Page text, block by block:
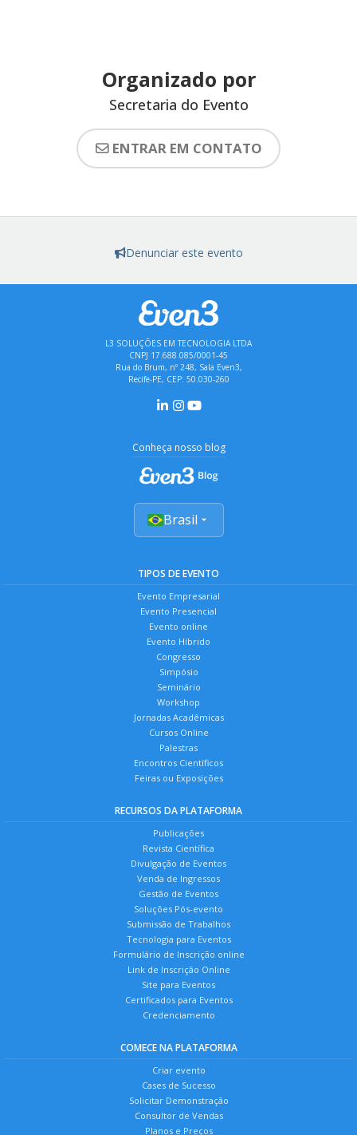
Organizado por
Secretaria do Evento
ENTRAR EM CONTATO
Denunciar este evento
L3 SOLUÇÕES EM TECNOLOGIA LTDA
CNPJ 17.688.085/0001-45
Rua do Brum, nº 248, Sala Even3,
Recife-PE, CEP: 50.030-260
Conheça nosso blog
Brasil
TIPOS DE EVENTO
Evento Empresarial
Evento Presencial
Evento online
Evento Híbrido
Congresso
Simpósio
Seminário
Workshop
Jornadas Acadêmicas
Cursos Online
Palestras
Encontros Científicos
Feiras ou Exposições
RECURSOS DA PLATAFORMA
Publicações
Revista Científica
Divulgação de Eventos
Venda de Ingressos
Gestão de Eventos
Soluções Pós-evento
Submissão de Trabalhos
Tecnologia para Eventos
Formulário de Inscrição online
Link de Inscrição Online
Site para Eventos
Certificados para Eventos
Credenciamento
COMECE NA PLATAFORMA
Criar evento
Cases de Sucesso
Solicitar Demonstração
Consultor de Vendas
Planos e Preços